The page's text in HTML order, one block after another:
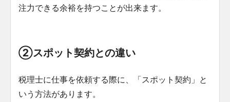
注力できる余裕を持つことが出来ます。
②スポット契約との違い
税理士に仕事を依頼する際に、「スポット契約」と
いう方法があります。